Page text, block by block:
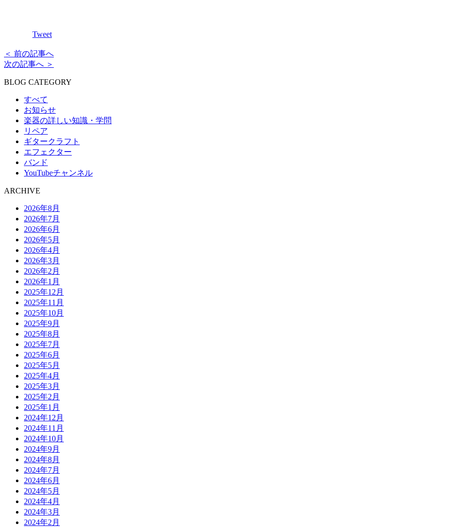
Tweet
＜ 前の記事へ
次の記事へ ＞
BLOG CATEGORY
すべて
お知らせ
楽器の詳しい知識・学問
リペア
ギタークラフト
エフェクター
バンド
YouTubeチャンネル
ARCHIVE
2026年8月
2026年7月
2026年6月
2026年5月
2026年4月
2026年3月
2026年2月
2026年1月
2025年12月
2025年11月
2025年10月
2025年9月
2025年8月
2025年7月
2025年6月
2025年5月
2025年4月
2025年3月
2025年2月
2025年1月
2024年12月
2024年11月
2024年10月
2024年9月
2024年8月
2024年7月
2024年6月
2024年5月
2024年4月
2024年3月
2024年2月